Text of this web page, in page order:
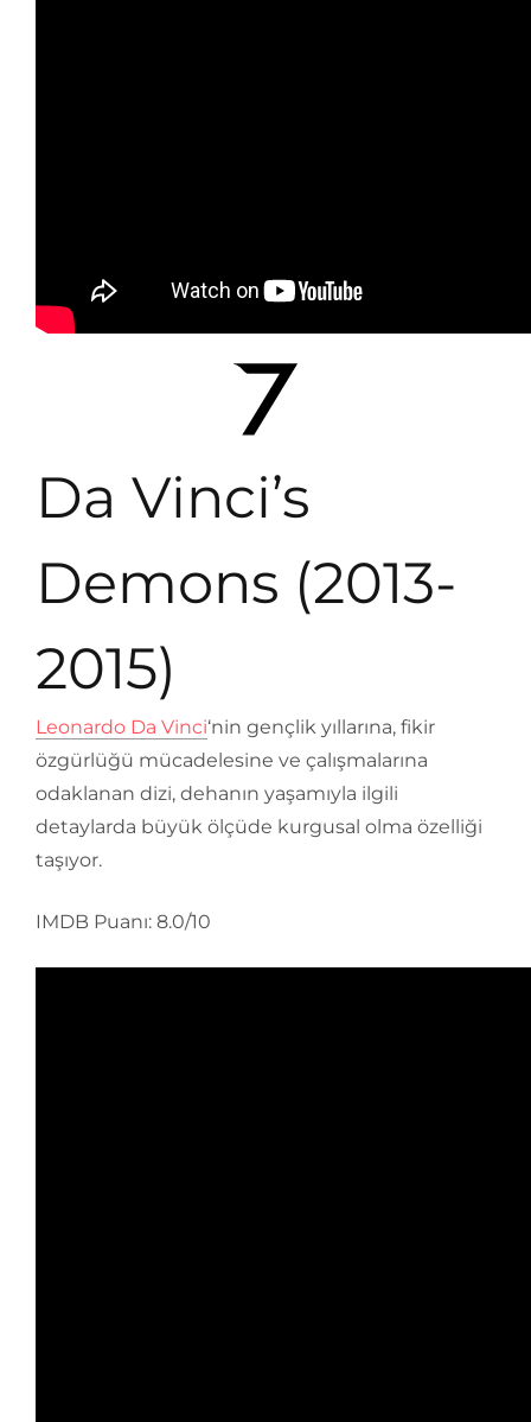
Da Vinci’s
Demons (2013-
2015)
Leonardo Da Vinci‘nin gençlik yıllarına, fikir
özgürlüğü mücadelesine ve çalışmalarına
odaklanan dizi, dehanın yaşamıyla ilgili
detaylarda büyük ölçüde kurgusal olma özelliği
taşıyor.
IMDB Puanı: 8.0/10